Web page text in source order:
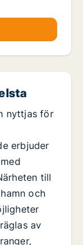
nyttjas för
erbjuder
till
och
av